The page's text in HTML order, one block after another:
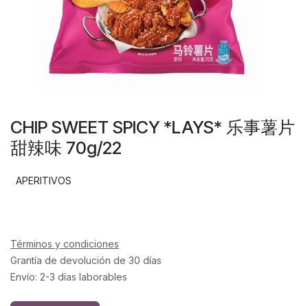
CHIP SWEET SPICY *LAYS* 乐事薯片
甜辣味 70g/22
APERITIVOS
Términos y condiciones
Grantía de devolución de 30 días
Envío: 2-3 días laborables